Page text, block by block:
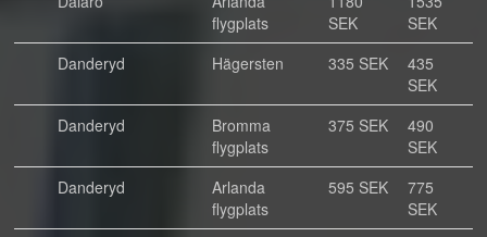
flygplats
SEK
SEK
Danderyd
Hägersten 335 SEK
435
SEK
Danderyd
Bromma
flygplats
375 SEK
490
SEK
Danderyd
Arlanda
flygplats
595 SEK
775
SEK